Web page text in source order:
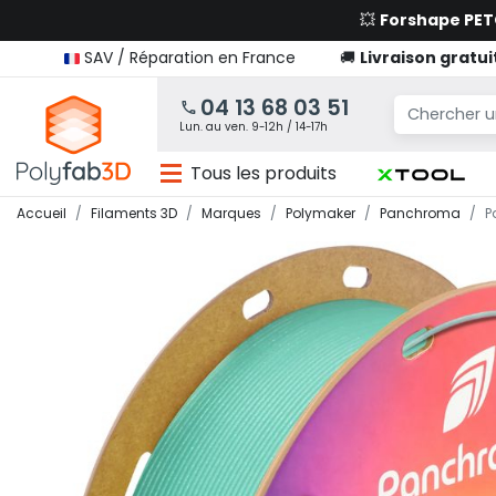
💥 Forshape
SAV / Réparation en France
🚚 Livraison
04 13 68 03 51
Lun. au ven. 9-12h / 14-17h
Tous les produits
Accueil Filaments 3D Marques Polymaker Panchroma